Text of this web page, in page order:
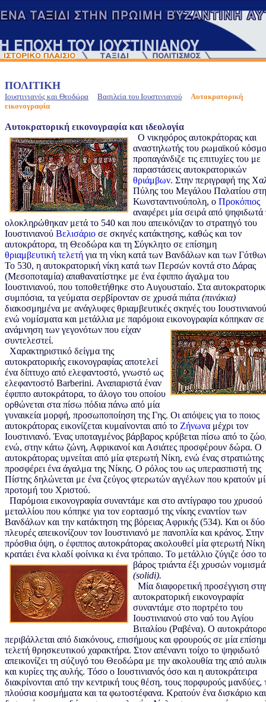
ΠΟΛΙΤΙΚΗ
Ιουστινιανός και Θεοδώρα Bασιλεία του Ιουστινιανού
Αυτοκρατορική
εικονογραφία
Αυτοκρατορική εικονογραφία και ιδεολογία
Ο νικηφόρος αυτοκράτορας και
αναστηλωτής του ρωμαϊκού
προπαγάνδιζε τις επιτυχίες του με
παραστάσεις αυτοκρατορικών
θριάμβων. Στην περιγραφή της
Πύλης του Μεγάλου Παλατίου
Κωνσταντινούπολη, ο Προκόπιος
αναφέρει μία σειρά από ψηφιδωτά
ολοκληρώθηκαν μετά το 540 και που απεικόνιζαν το στρατηγό του
Ιουστινιανού Βελισάριο σε σκηνές κατάκτησης, καθώς και τον
αυτοκράτορα, τη Θεοδώρα και τη Σύγκλητο σε επίσημη
θριαμβευτική τελετή για τη νίκη κατά των Βανδάλων και των
Το 530, η αυτοκρατορική νίκη κατά των Περσών κοντά στο Δάρας
(Μεσοποταμία) απαθανατίστηκε με ένα έφιππο άγαλμα του
Ιουστινιανού, που τοποθετήθηκε στο Αυγουσταίο. Στα
συμπόσια, τα γεύματα σερβίρονταν σε χρυσά πιάτα (πινάκια)
διακοσμημένα με ανάγλυφες θριαμβευτικές σκηνές του
ενώ νομίσματα και μετάλλια με παρόμοια εικονογραφία κόπηκαν σε
ανάμνηση των γεγονότων που είχαν
συντελεστεί.
Χαρακτηριστικό δείγμα της
αυτοκρατορικής εικονογραφίας αποτελεί
ένα δίπτυχο από ελεφαντοστό, γνωστό ως
ελεφαντοστό Barberini. Αναπαριστά έναν
έφιππο αυτοκράτορα, το άλογο του οποίου
ορθώνεται στα πίσω πόδια πάνω από μία
γυναικεία μορφή, προσωποποίηση της Γης. Οι απόψεις για το ποιος
αυτοκράτορας εικονίζεται κυμαίνονται από το Ζήνωνα μέχρι τον
Ιουστινιανό. Ένας υποταγμένος βάρβαρος κρύβεται πίσω από το
ενώ, στην κάτω ζώνη, Αφρικανοί και Ασιάτες προσφέρουν δώρα. Ο
αυτοκράτορας υμνείται από μία φτερωτή Νίκη, ενώ ένας στρατιώτης
προσφέρει ένα άγαλμα της Νίκης. Ο ρόλος του ως υπερασπιστή της
Πίστης δηλώνεται με ένα ζεύγος φτερωτών αγγέλων που κρατούν
προτομή του Χριστού.
Παρόμοια εικονογραφία συναντάμε και στο αντίγραφο του χρυσού
μεταλλίου που κόπηκε για τον εορτασμό της νίκης εναντίον των
Βανδάλων και την κατάκτηση της βόρειας Αφρικής (534). Και οι δύο
πλευρές απεικονίζουν τον Ιουστινιανό με πανοπλία και κράνος. Στην
πρόσθια όψη, ο έφιππος αυτοκράτορας ακολουθεί μία φτερωτή
κρατάει ένα κλαδί φοίνικα κι ένα τρόπαιο. Το μετάλλιο ζύγιζε όσο το
βάρος τριάντα έξι χρυσών
(solidi).
Μία διαφορετική προσέγγιση
αυτοκρατορική εικονογραφία
συναντάμε στο πορτρέτο του
Ιουστινιανού στο ναό του Αγίου
Βιταλίου (Ραβένα). Ο
περιβάλλεται από διακόνους, επισήμους και φρουρούς σε μία
τελετή θρησκευτικού χαρακτήρα. Στον απέναντι τοίχο το ψηφιδωτό
απεικονίζει τη σύζυγό του Θεοδώρα με την ακολουθία της από
και κυρίες της αυλής. Τόσο ο Ιουστινιανός όσο και η αυτοκράτειρα
διακρίνονται από την κεντρική τους θέση, τους πορφυρούς μανδύες,
πλούσια κοσμήματα και τα φωτοστέφανα. Κρατούν ένα δισκάριο